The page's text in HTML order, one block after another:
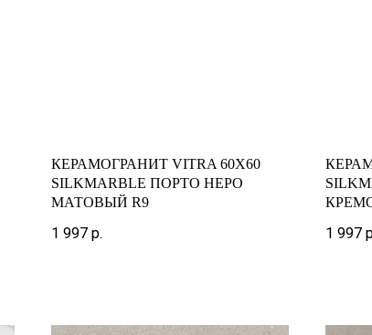
КЕРАМОГРАНИТ VITRA 60X60
SILKMARBLE ПОРТО НЕРО
МАТОВЫЙ R9
1 997 р. 1 997